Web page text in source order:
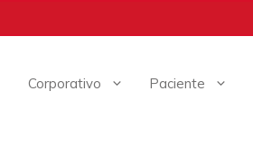
Corporativo Paciente